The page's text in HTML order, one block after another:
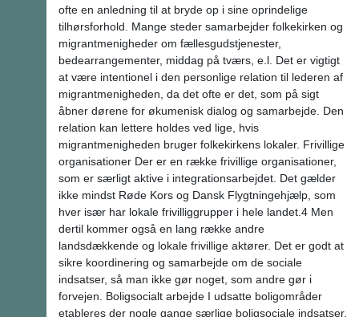
ofte en anledning til at bryde op i sine oprindelige
tilhørsforhold. Mange steder samarbejder folkekirken og
migrantmenigheder om fællesgudstjenester,
bedearrangementer, middag på tværs, e.l. Det er vigtigt
at være intentionel i den personlige relation til lederen af
migrantmenigheden, da det ofte er det, som på sigt
åbner dørene for økumenisk dialog og samarbejde. Den
relation kan lettere holdes ved lige, hvis
migrantmenigheden bruger folkekirkens lokaler. Frivillige
organisationer Der er en række frivillige organisationer,
som er særligt aktive i integrationsarbejdet. Det gælder
ikke mindst Røde Kors og Dansk Flygtningehjælp, som
hver især har lokale frivilliggrupper i hele landet.4 Men
dertil kommer også en lang række andre
landsdækkende og lokale frivillige aktører. Det er godt at
sikre koordinering og samarbejde om de sociale
indsatser, så man ikke gør noget, som andre gør i
forvejen. Boligsocialt arbejde I udsatte boligområder
etableres der nogle gange særlige boligsociale indsatser,